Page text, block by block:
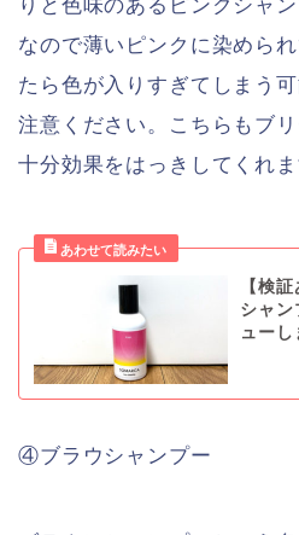
りと色味のあるピンクシャ
なので薄いピンクに染めら
たら色が入りすぎてしまう
注意ください。こちらもブ
十分効果をはっきしてくれま
【検
シャン
ューし
④ブラウシャンプー